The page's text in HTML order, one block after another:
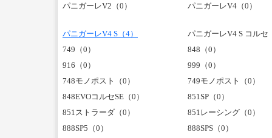
パニガーレV2（0） パニガーレV4（0）
パニガーレV4 S（4）
パニガーレV4 S コルセ
749（0）
848（0）
916（0）
999（0）
748モノポスト（0）
749モノポスト（0）
848EVOコルセSE（0）
851SP（0）
851ストラーダ（0）
851レーシング（0）
888SP5（0）
888SPS（0）